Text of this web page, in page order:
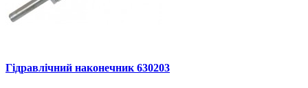
Гідравлічний наконечник 630203